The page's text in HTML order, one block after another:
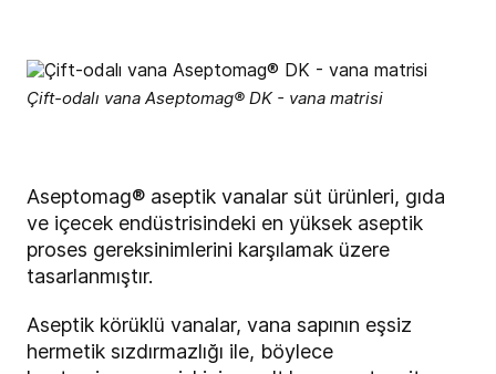
Çift-odalı vana Aseptomag® DK - vana matrisi
Aseptomag® aseptik vanalar süt ürünleri, gıda
ve içecek endüstrisindeki en yüksek aseptik
proses gereksinimlerini karşılamak üzere
tasarlanmıştır.
Aseptik körüklü vanalar, vana sapının eşsiz
hermetik sızdırmazlığı ile, böylece